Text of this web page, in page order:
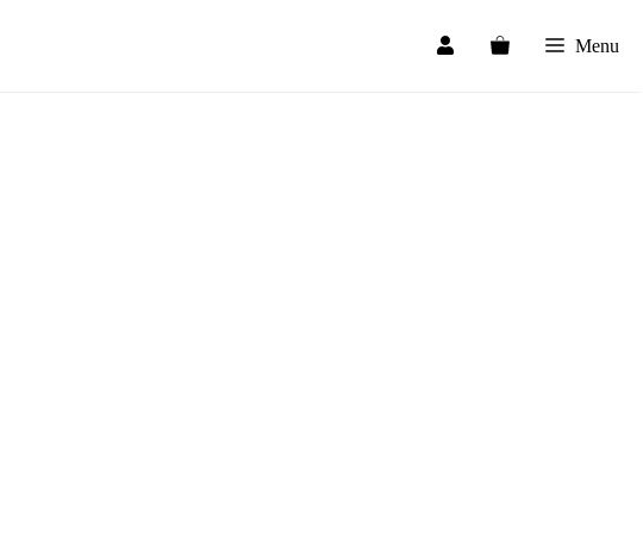
Menu